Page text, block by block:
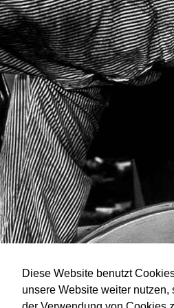
Diese Website benutzt
unsere Website weiter nutzen,